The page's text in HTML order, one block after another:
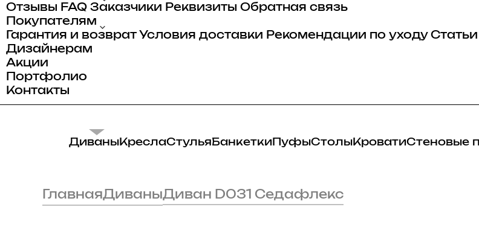
Отзывы FAQ Заказчики Реквизиты Обратная связь
Покупателям
Гарантия и возврат Условия доставки Рекомендации по уходу Статьи
Дизайнерам
Акции
Портфолио
Контакты
ДиваныКреслаСтульяБанкеткиПуфыСтолыКроватиСтеновые
ГлавнаяДиваныДиван D031 Седафлекс